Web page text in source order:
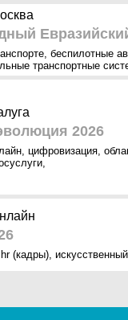
, беспилотные
транспортные
2026
, цифровизация,
,
hr (кадры),